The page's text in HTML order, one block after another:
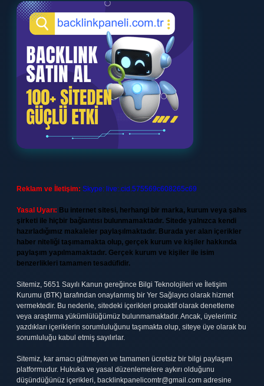
Reklam ve İletişim: Skype: live:.cid.575569c608265c69
Yasal Uyarı: Bu internet sitesi, herhangi bir marka, kurum veya şahıs
şirketi ile hiçbir bağlantısı bulunmamaktadır. Sitede yalnızca kendi
hazırladığımız makaleler paylaşılmaktadır. Burada yer alan içerikler
haber niteliği taşımamakta olup, gerçek kurum ve kişiler hakkında
paylaşım yapılmamaktadır. Gerçek kurum ve kişiler ile isim
benzerlikleri tamamen tesadüfidir.
Sitemiz, 5651 Sayılı Kanun gereğince Bilgi Teknolojileri ve İletişim
Kurumu (BTK) tarafından onaylanmış bir Yer Sağlayıcı olarak hizmet
vermektedir. Bu nedenle, sitedeki içerikleri proaktif olarak denetleme
veya araştırma yükümlülüğümüz bulunmamaktadır. Ancak, üyelerimiz
yazdıkları içeriklerin sorumluluğunu taşımakta olup, siteye üye olarak bu
sorumluluğu kabul etmiş sayılırlar.
Sitemiz, kar amacı gütmeyen ve tamamen ücretsiz bir bilgi paylaşım
platformudur. Hukuka ve yasal düzenlemelere aykırı olduğunu
düşündüğünüz içerikleri, backlinkpanelicomtr@gmail.com adresine